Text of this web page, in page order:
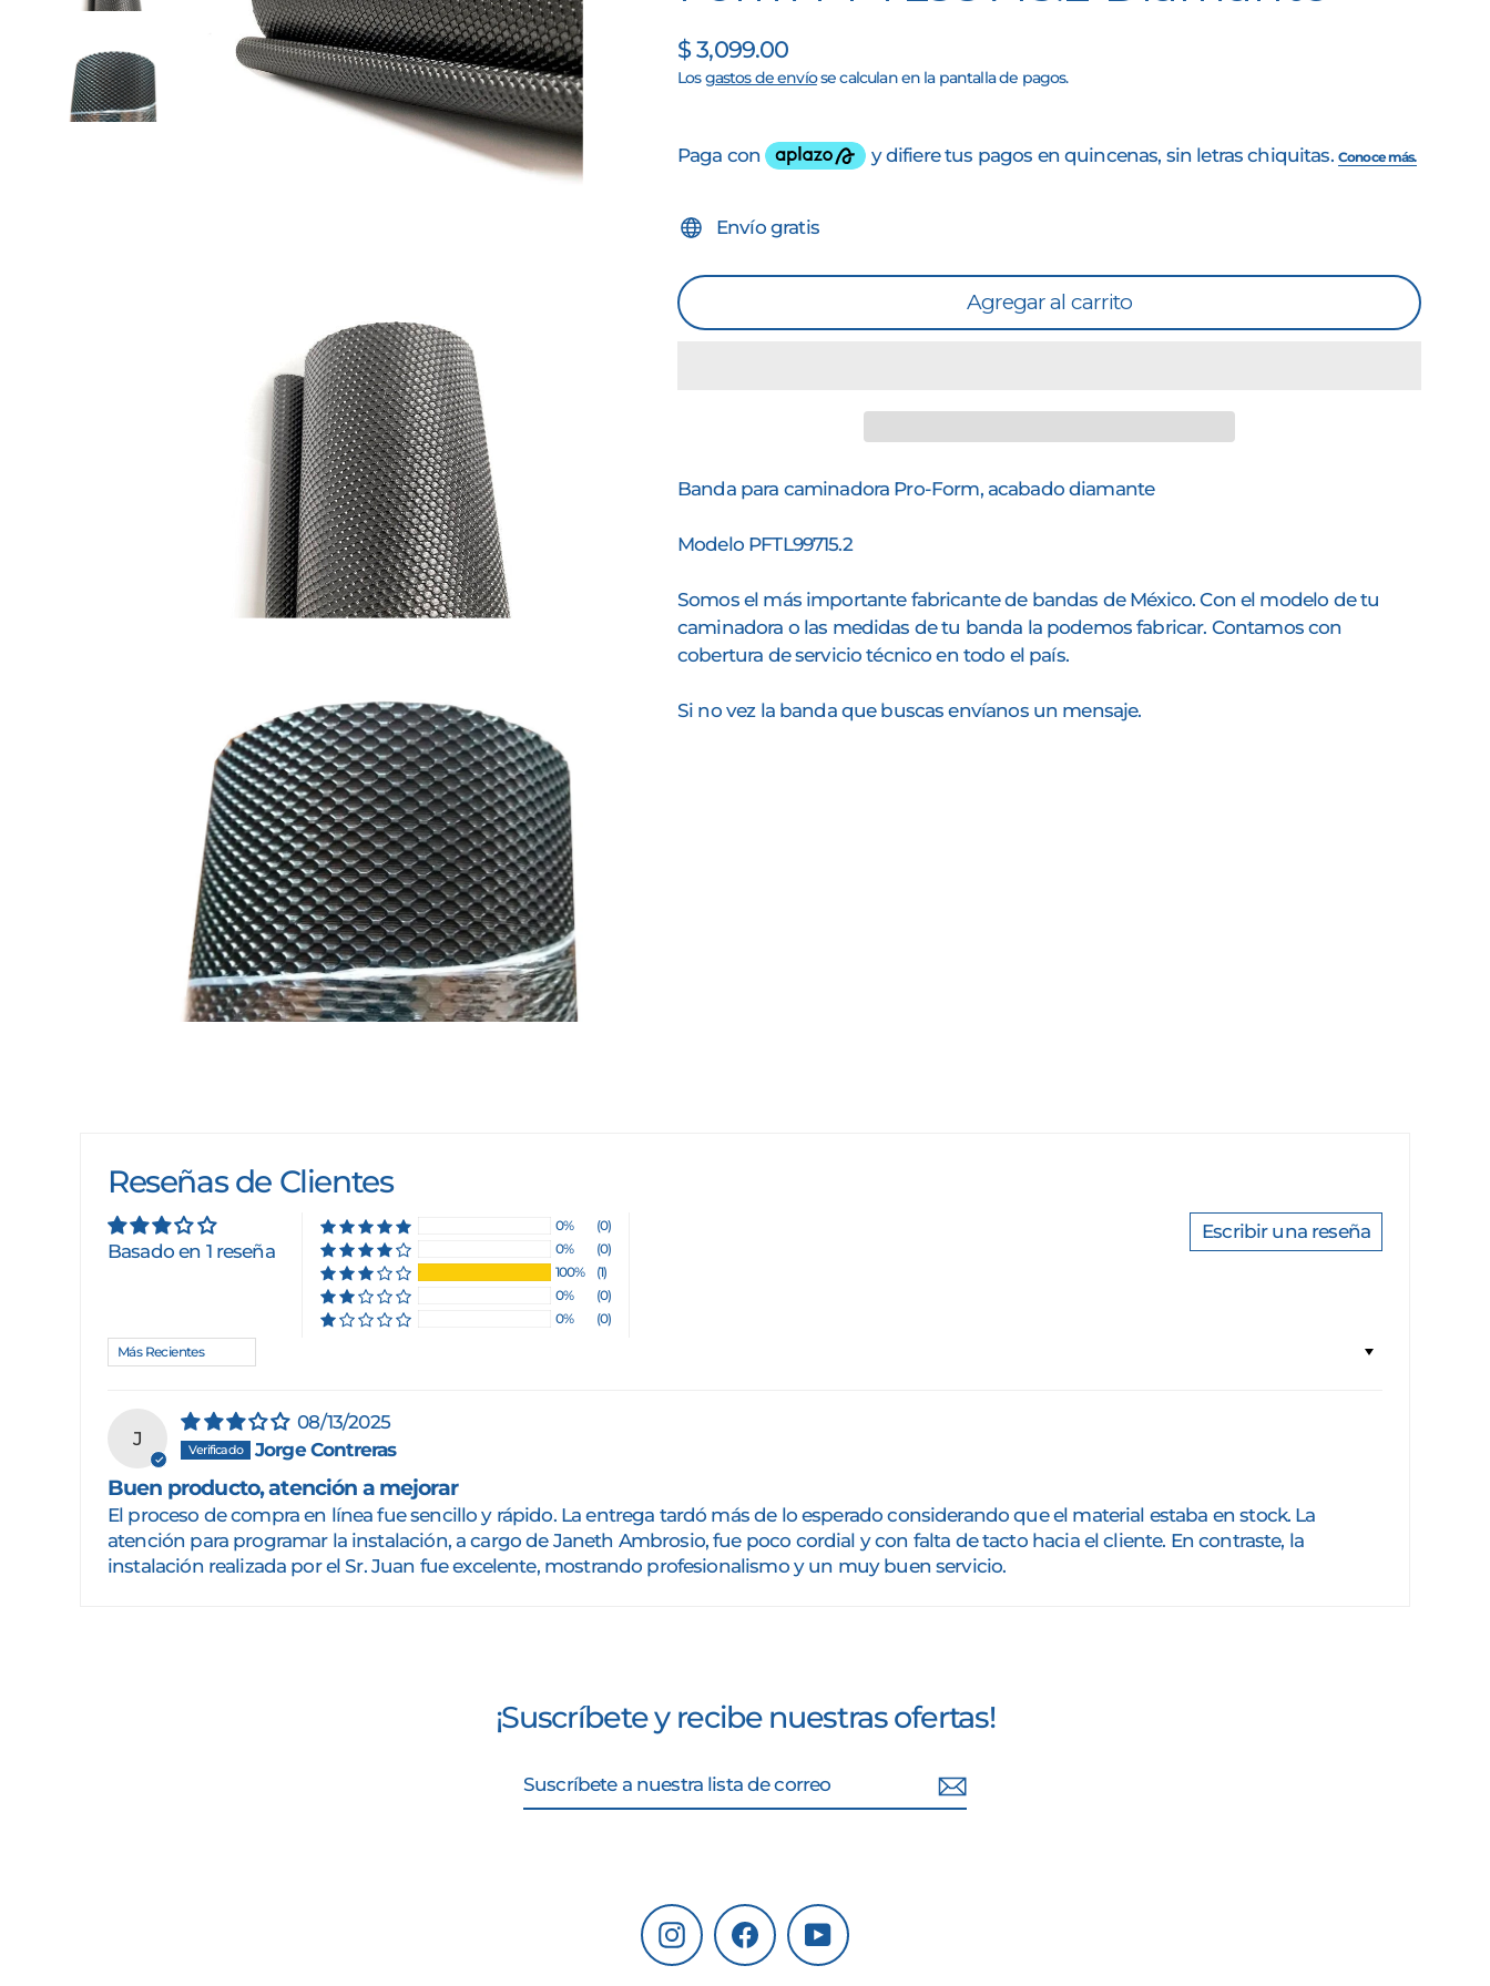
Precio
habitual
$ 3,099.00
Losgastos de envíose calculan en la pantalla de pagos.
Envío gratis
Agregar al carrito
Banda para caminadora Pro-Form, acabado diamante
Modelo PFTL99715.2
Somos el más importante fabricante de bandas de México. Con el modelo de tu
caminadora o las medidas de tu banda la podemos fabricar. Contamos con
cobertura de servicio técnico en todo el país.
Si no vez la banda que buscas envíanos un mensaje.
Reseñas de Clientes
Basado en 1 reseña
Escribir una reseña
0%
(0)
0%
(0)
100%
(1)
0%
(0)
0%
(0)
Sort by
J
08/13/2025
Jorge Contreras
Buen producto, atención a mejorar
El proceso de compra en línea fue sencillo y rápido. La entrega tardó más de lo esperado considerando que el material estaba en stock. La
atención para programar la instalación, a cargo de Janeth Ambrosio, fue poco cordial y con falta de tacto hacia el cliente. En contraste, la
instalación realizada por el Sr. Juan fue excelente, mostrando profesionalismo y un muy buen servicio.
¡Suscríbete y recibe nuestras ofertas!
InstagramFacebookYouTube